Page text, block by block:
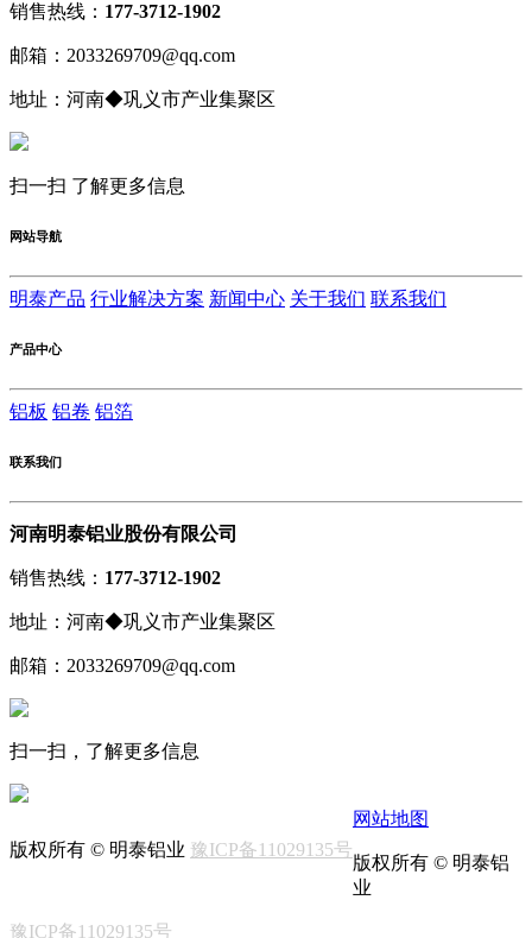
销售热线： 177-3712-1902
邮箱：2033269709@qq.com
地址：河南◆巩义市产业集聚区
扫一扫 了解更多信息
网站导航
明泰产品 行业解决方案 新闻中心 关于我们 联系我们
产品中心
铝板 铝卷 铝箔
联系我们
河南明泰铝业股份有限公司
销售热线： 177-3712-1902
地址：河南◆巩义市产业集聚区
邮箱：2033269709@qq.com
扫一扫，了解更多信息
版权所有 © 明泰铝业 豫ICP备11029135号
网站地图
版权所有 © 明泰铝
业
豫ICP备11029135号